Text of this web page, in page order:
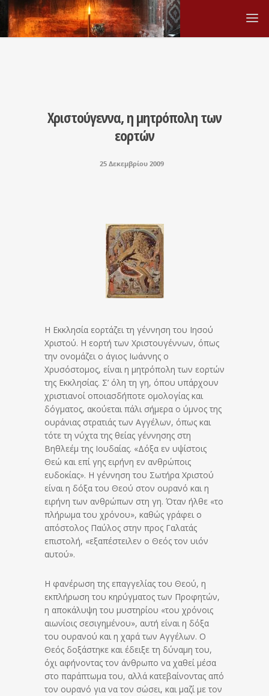
Χριστούγεννα, η μητρόπολη των
εορτών
25 Δεκεμβρίου 2009
Η Εκκλησία εορτάζει τη γέννηση του Ιησού
Χριστού. Η εορτή των Χριστουγέννων, όπως
την ονομάζει ο άγιος Ιωάννης ο
Χρυσόστομος, είναι η μητρόπολη των εορτών
της Εκκλησίας. Σ’ όλη τη γη, όπου υπάρχουν
χριστιανοί οποιασδήποτε ομολογίας και
δόγματος, ακούεται πάλι σήμερα ο ύμνος της
ουράνιας στρατιάς των Αγγέλων, όπως και
τότε τη νύχτα της θείας γέννησης στη
Βηθλεέμ της Ιουδαίας. «Δόξα εν υψίστοις
Θεώ και επί γης ειρήνη εν ανθρώποις
ευδοκίας». Η γέννηση του Σωτήρα Χριστού
είναι η δόξα του Θεού στον ουρανό και η
ειρήνη των ανθρώπων στη γη. Όταν ήλθε «το
πλήρωμα του χρόνου», καθώς γράφει ο
απόστολος Παύλος στην προς Γαλατάς
επιστολή, «εξαπέστειλεν ο Θεός τον υιόν
αυτού».
Η φανέρωση της επαγγελίας του Θεού, η
εκπλήρωση του κηρύγματος των Προφητών,
η αποκάλυψη του μυστηρίου «του χρόνοις
αιωνίοις σεσιγημένου», αυτή είναι η δόξα
του ουρανού και η χαρά των Αγγέλων. Ο
Θεός δοξάστηκε και έδειξε τη δύναμη του,
όχι αφήνοντας τον άνθρωπο να χαθεί μέσα
στο παράπτωμα του, αλλά κατεβαίνοντας από
τον ουρανό για να τον σώσει, και μαζί με τον